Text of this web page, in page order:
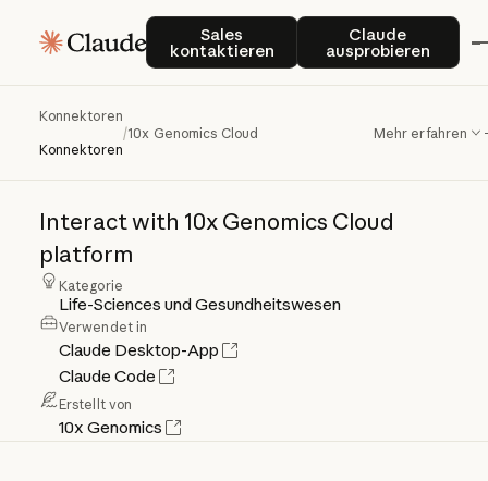
Sales
kontaktieren
Sales kontaktierenClaude
ausprobieren
Claude
Konnektoren
Konnektoren
/10x Genomics Cloud Mehr erfahren
10xGenomics Cloud
Interactwith 10x Genomics Cloud
platform
Kategorie
Life-Sciences und Gesundheitswesen
Verwendet in
Claude Desktop-App
Claude Code
Erstellt von
10x Genomics